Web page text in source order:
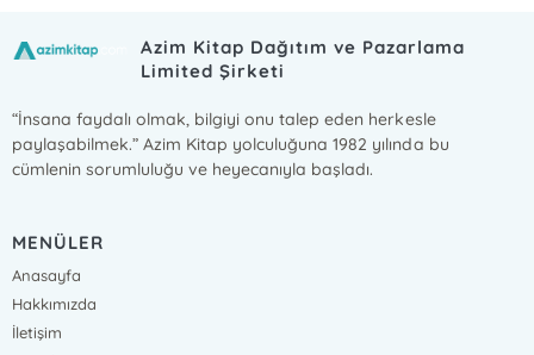
Azim Kitap Dağıtım ve Pazarlama
Limited Şirketi
“İnsana faydalı olmak, bilgiyi onu talep eden herkesle
paylaşabilmek.” Azim Kitap yolculuğuna 1982 yılında bu
cümlenin sorumluluğu ve heyecanıyla başladı.
MENÜLER
Anasayfa
Hakkımızda
İletişim